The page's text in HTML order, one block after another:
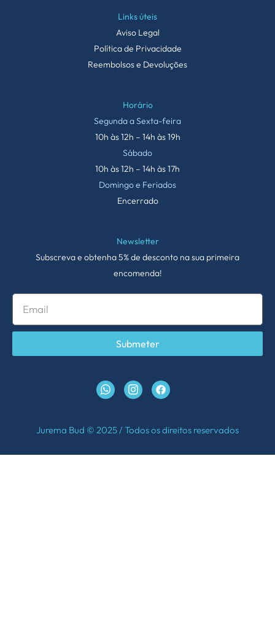
Links úteis
Aviso Legal
Política de Privacidade
Reembolsos e Devoluções
Horário
Segunda a Sexta-feira
10h às 12h – 14h às 19h
Sábado
10h às 12h – 14h às 17h
Domingo e Feriados
Encerrado
Newsletter
Subscreva e obtenha 5% de desconto na sua primeira
encomenda!
Submeter
Jurema Bud © 2025 / Todos os direitos reservados